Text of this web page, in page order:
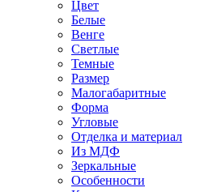
Цвет
Белые
Венге
Светлые
Темные
Размер
Малогабаритные
Форма
Угловые
Отделка и материал
Из МДФ
Зеркальные
Особенности